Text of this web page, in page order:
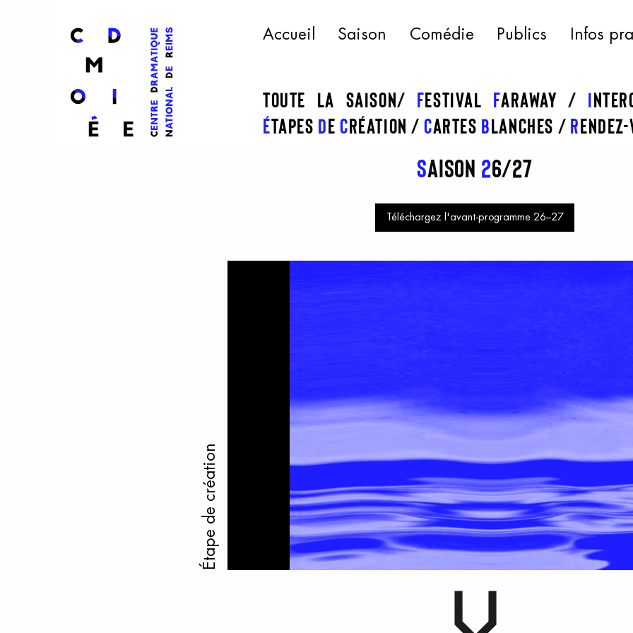
ogo Accueil Saison Comédie Publics Infos
Toute la saison festival faraway I
Étapes decréation Cartes blanches R
Saison 26/27
Téléchargez l'avant-programme 26–27
Étape de création